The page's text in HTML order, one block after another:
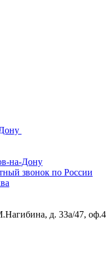
на-Дону
звонок по России
д. 33а/47,